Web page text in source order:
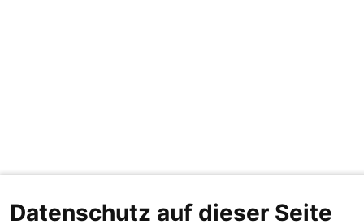
Datenschutz auf dieser Seite